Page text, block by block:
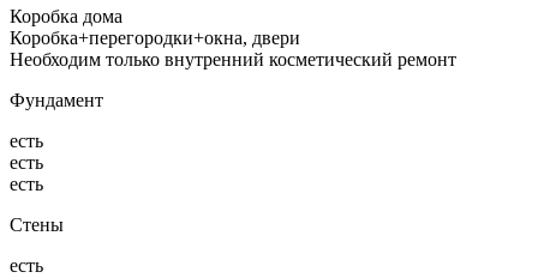
Коробка дома
Коробка+перегородки+окна, двери
Необходим только внутренний косметический ремонт
Фундамент
есть
есть
есть
Стены
есть